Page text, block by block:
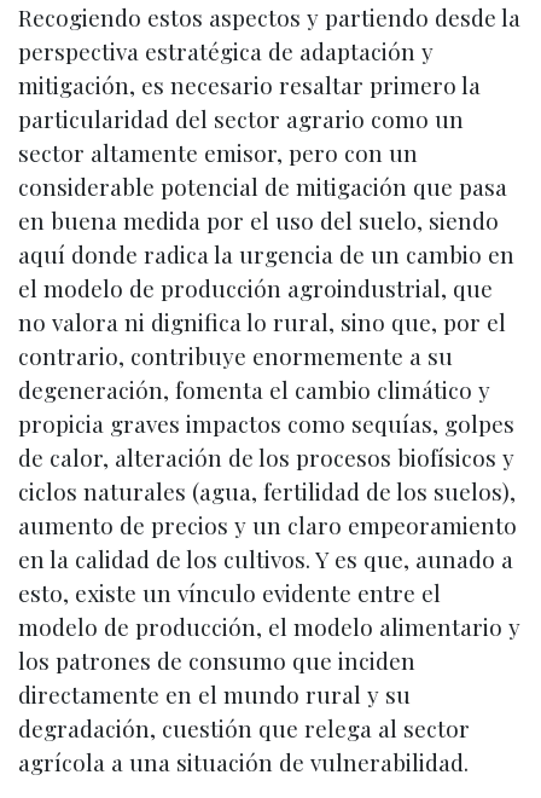
Recogiendo estos aspectos y partiendo desde la
perspectiva estratégica de adaptación y
mitigación, es necesario resaltar primero la
particularidad del sector agrario como un
sector altamente emisor, pero con un
considerable potencial de mitigación que pasa
en buena medida por el uso del suelo, siendo
aquí donde radica la urgencia de un cambio en
el modelo de producción agroindustrial, que
no valora ni dignifica lo rural, sino que, por el
contrario, contribuye enormemente a su
degeneración, fomenta el cambio climático y
propicia graves impactos como sequías, golpes
de calor, alteración de los procesos biofísicos y
ciclos naturales (agua, fertilidad de los suelos),
aumento de precios y un claro empeoramiento
en la calidad de los cultivos. Y es que, aunado a
esto, existe un vínculo evidente entre el
modelo de producción, el modelo alimentario y
los patrones de consumo que inciden
directamente en el mundo rural y su
degradación, cuestión que relega al sector
agrícola a una situación de vulnerabilidad.